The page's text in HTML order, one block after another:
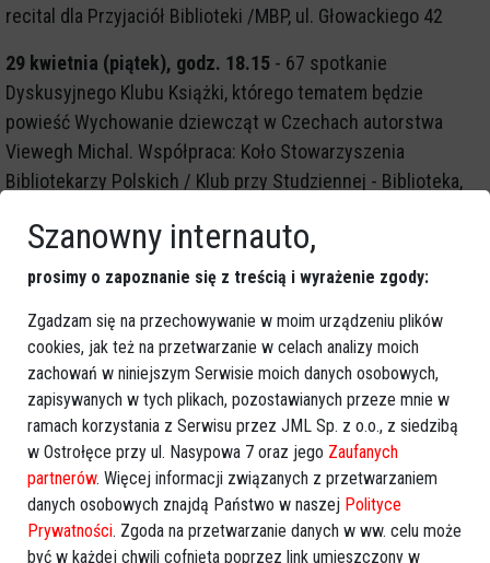
recital dla Przyjaciół Biblioteki /MBP, ul. Głowackiego 42
29 kwietnia (piątek), godz. 18.15 - 67 spotkanie
Dyskusyjnego Klubu Książki, którego tematem będzie
powieść Wychowanie dziewcząt w Czechach autorstwa
Viewegh Michal. Współpraca: Koło Stowarzyszenia
Bibliotekarzy Polskich / Klub przy Studziennej - Biblioteka,
STOWARZYSZENIE PRZYJACIÓŁ BIBLIOTEK I KSIĄŻKI
(1992-2022)
30 lat w służbie książki i czytelników, Spotkanie
jubileuszowe 28 kwietnia 2022, godz. 18.00
GOOGLE NEWS
Obserwuj nas i otrzymuj nowe wiadomości
Dodaj eOstroleka do obserwowanych źródeł w Google News.
Szanowny internauto,
prosimy o zapoznanie się z treścią i wyrażenie zgody:
Zgadzam się na przechowywanie w moim urządzeniu plików
cookies, jak też na przetwarzanie w celach analizy moich
zachowań w niniejszym Serwisie moich danych osobowych,
zapisywanych w tych plikach, pozostawianych przeze mnie w
ramach korzystania z Serwisu przez JML Sp. z o.o., z siedzibą
w Ostrołęce przy ul. Nasypowa 7 oraz jego Zaufanych
partnerów. Więcej informacji związanych z przetwarzaniem
danych osobowych znajdą Państwo w naszej Polityce
Prywatności. Zgoda na przetwarzanie danych w ww. celu może
być w każdej chwili cofnięta poprzez link umieszczony w